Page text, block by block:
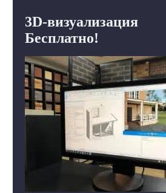
3D-визуализация
Бесплатно!